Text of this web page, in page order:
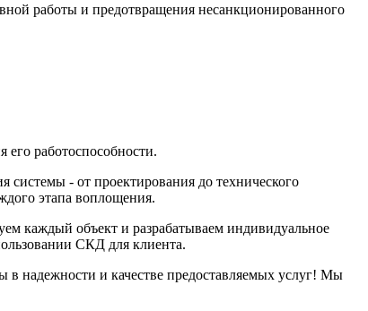
работы и предотвращения несанкционированного
работоспособности.
- от проектирования до технического
этапа воплощения.
каждый объект и разрабатываем индивидуальное
СКД для клиента.
надежности и качестве предоставляемых услуг! Мы